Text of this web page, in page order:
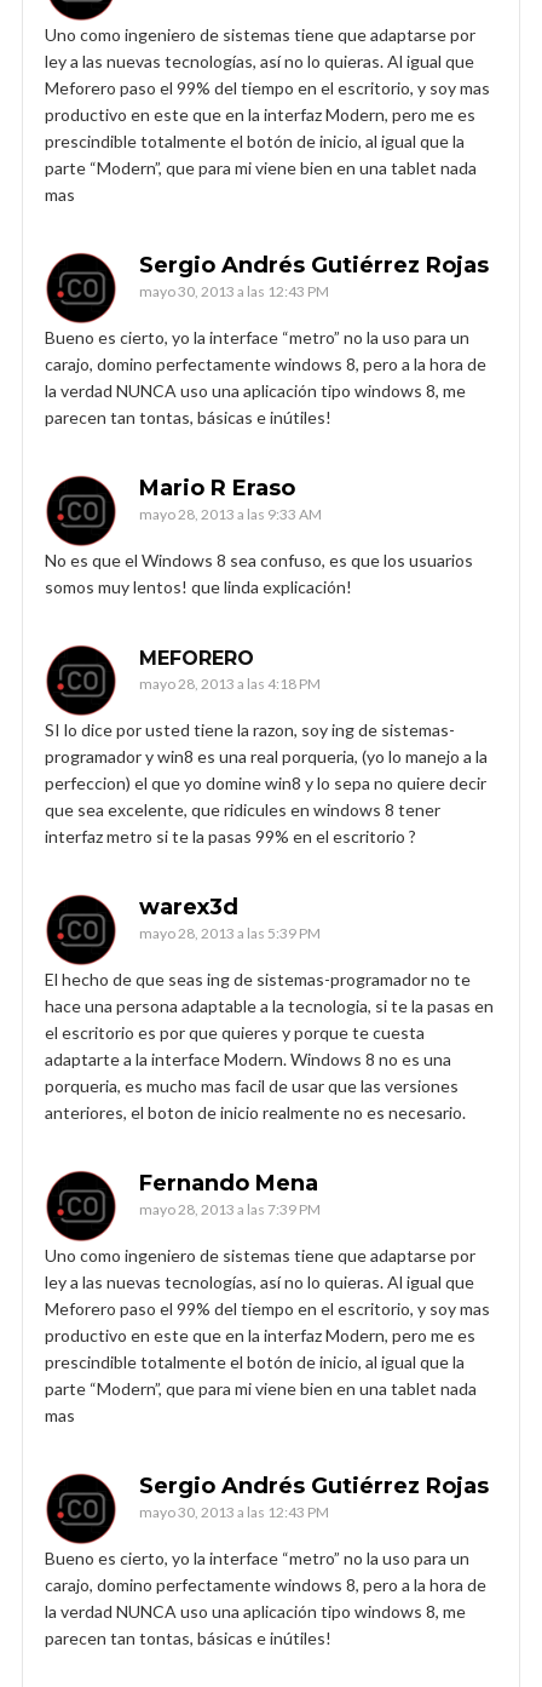
Uno como ingeniero de sistemas tiene que adaptarse por
ley a las nuevas tecnologías, así no lo quieras. Al igual que
Meforero paso el 99% del tiempo en el escritorio, y soy mas
productivo en este que en la interfaz Modern, pero me es
prescindible totalmente el botón de inicio, al igual que la
parte “Modern”, que para mi viene bien en una tablet nada
mas
Sergio Andrés Gutiérrez Rojas
mayo 30, 2013 a las 12:43 PM
Bueno es cierto, yo la interface “metro” no la uso para un
carajo, domino perfectamente windows 8, pero a la hora de
la verdad NUNCA uso una aplicación tipo windows 8, me
parecen tan tontas, básicas e inútiles!
Mario R Eraso
mayo 28, 2013 a las 9:33 AM
No es que el Windows 8 sea confuso, es que los usuarios
somos muy lentos! que linda explicación!
MEFORERO
mayo 28, 2013 a las 4:18 PM
SI lo dice por usted tiene la razon, soy ing de sistemas-
programador y win8 es una real porqueria, (yo lo manejo a la
perfeccion) el que yo domine win8 y lo sepa no quiere decir
que sea excelente, que ridicules en windows 8 tener
interfaz metro si te la pasas 99% en el escritorio ?
warex3d
mayo 28, 2013 a las 5:39 PM
El hecho de que seas ing de sistemas-programador no te
hace una persona adaptable a la tecnologia, si te la pasas en
el escritorio es por que quieres y porque te cuesta
adaptarte a la interface Modern. Windows 8 no es una
porqueria, es mucho mas facil de usar que las versiones
anteriores, el boton de inicio realmente no es necesario.
Fernando Mena
mayo 28, 2013 a las 7:39 PM
Uno como ingeniero de sistemas tiene que adaptarse por
ley a las nuevas tecnologías, así no lo quieras. Al igual que
Meforero paso el 99% del tiempo en el escritorio, y soy mas
productivo en este que en la interfaz Modern, pero me es
prescindible totalmente el botón de inicio, al igual que la
parte “Modern”, que para mi viene bien en una tablet nada
mas
Sergio Andrés Gutiérrez Rojas
mayo 30, 2013 a las 12:43 PM
Bueno es cierto, yo la interface “metro” no la uso para un
carajo, domino perfectamente windows 8, pero a la hora de
la verdad NUNCA uso una aplicación tipo windows 8, me
parecen tan tontas, básicas e inútiles!